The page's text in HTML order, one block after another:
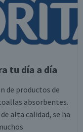
tu día a día
de productos de
absorbentes.
alta calidad, se ha